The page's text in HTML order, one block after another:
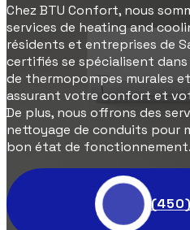
Chez BTU Confort, nous
services de heating and
résidents et entreprises de
certifiés se spécialisent
de thermopompes murales
assurant votre confort et
De plus, nous offrons des
nettoyage de conduits pour
bon état de fonctionnement.